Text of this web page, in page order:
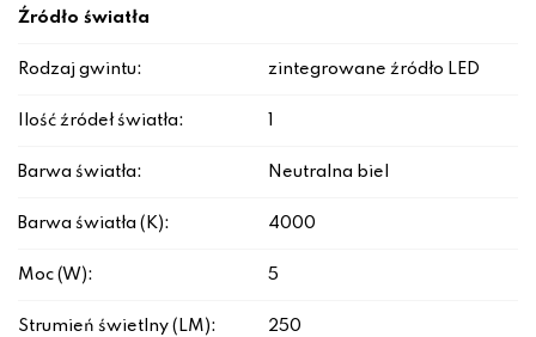
Źródło światła
Rodzaj gwintu: zintegrowane źródło LED
Ilość źródeł światła:
Barwa światła: Neutralna biel
Barwa światła (K): 4000
Moc (W): 5
Strumień świetlny (LM): 250